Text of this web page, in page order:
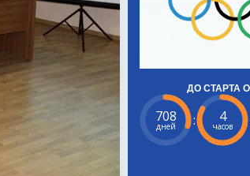
ДО СТАРТА
708
дней : 4
часов